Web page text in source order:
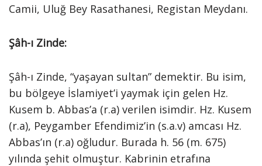
Camii, Uluğ Bey Rasathanesi, Registan Meydanı.
Şâh-ı Zinde:
Şâh-ı Zinde, “yaşayan sultan” demektir. Bu isim,
bu bölgeye İslamiyet’i yaymak için gelen Hz.
Kusem b. Abbas’a (r.a) verilen isimdir. Hz. Kusem
(r.a), Peygamber Efendimiz’in (s.a.v) amcası Hz.
Abbas’ın (r.a) oğludur. Burada h. 56 (m. 675)
yılında şehit olmuştur. Kabrinin etrafına